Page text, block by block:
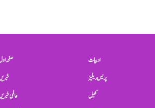
صفحہ
عالمی
ادبیات
پریس ریلیز
کھیل